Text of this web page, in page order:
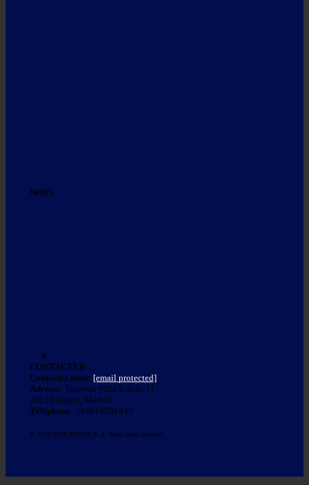
NOUS
CONTACTER
Contactez nous: [email protected]
Adresse: Travesía Villa Esther, 11
28110 Algete, Madrid
Téléphone: +34916281440
© 1973-2026 ELNUR S.A. Tous droits réservés